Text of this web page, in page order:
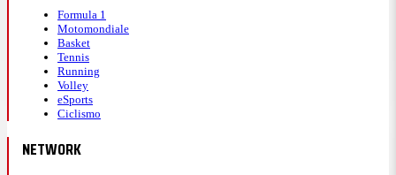
Formula 1
Motomondiale
Basket
Tennis
Running
Volley
eSports
Ciclismo
NETWORK